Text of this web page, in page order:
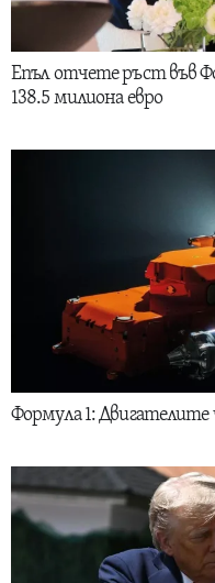
Епъл отчете ръст във
138.5 милиона евро
Формула 1: Двигателите